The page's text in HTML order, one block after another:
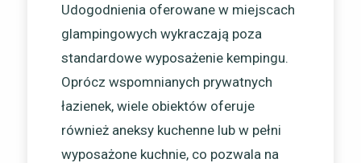
Udogodnienia oferowane w miejscach
glampingowych wykraczają poza
standardowe wyposażenie kempingu.
Oprócz wspomnianych prywatnych
łazienek, wiele obiektów oferuje
również aneksy kuchenne lub w pełni
wyposażone kuchnie, co pozwala na